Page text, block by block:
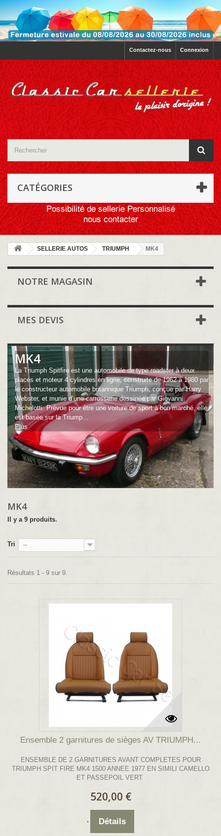
Connexion
Contactez-nous
CATÉGORIES
SELLERIE AUTOS TRIUMPH MK4
NOTRE MAGASIN
MES DEVIS
MK4
La Triumph Spitfire est une automobile de type roadster à deux
places et moteur 4 cylindres en ligne, construite de 1962 à 1980 par
le constructeur automobile britannique Triumph, conçue par Harry
Webster, et munie d’une carrosserie dessinée par Giovanni
Michelotti. Prévue pour être une voiture de sport à bon marché, elle
est basée sur la Triump...
Plus
MK4
Il y a 9 produits.
Tri --
Résultats 1 - 9 sur 9.
Ensemble 2 garnitures de sièges AV TRIUMPH...
ENSEMBLE DE 2 GARNITURES AVANT COMPLETES POUR
TRIUMPH SPIT FIRE MK4 1500 ANNEE 1977 EN SIMILI CAMELLO
ET PASSEPOIL VERT
520,00 €
Détails